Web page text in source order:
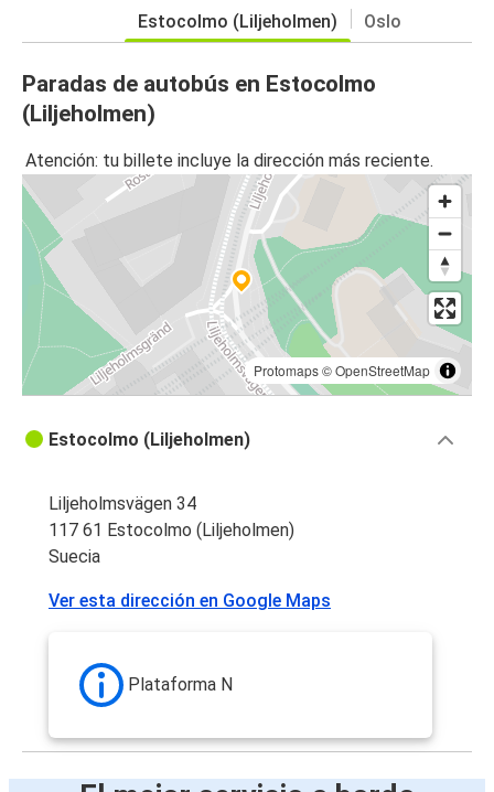
Estocolmo (Liljeholmen) Oslo
Paradas de autobús en Estocolmo
(Liljeholmen)
Atención: tu billete incluye la dirección más reciente.
Protomaps©OpenStreetMap
Estocolmo (Liljeholmen)
Liljeholmsvägen 34
117 61 Estocolmo (Liljeholmen)
Suecia
Ver esta dirección en Google Maps
Plataforma N